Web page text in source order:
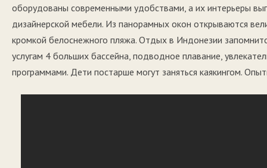
оборудованы современными удобствами, а их интерьеры
дизайнерской мебели. Из панорамных окон открываются
кромкой белоснежного пляжа. Отдых в Индонезии
услугам 4 больших бассейна, подводное плавание,
программами. Дети постарше могут заняться каякингом.